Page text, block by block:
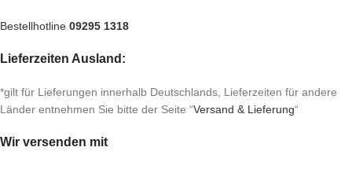
Bestellhotline 09295 1318
Lieferzeiten Ausland:
*gilt für Lieferungen innerhalb Deutschlands, Lieferzeiten für andere
Länder entnehmen Sie bitte der Seite “Versand & Lieferung“
Wir versenden mit